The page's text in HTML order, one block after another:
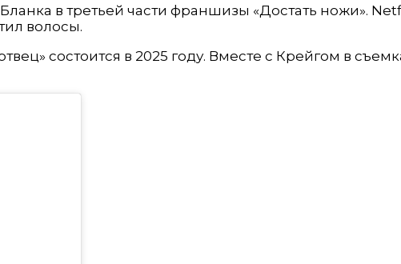
в третьей части франшизы «Достать ножи».
волосы.
состоится в 2025 году. Вместе с Крейгом в